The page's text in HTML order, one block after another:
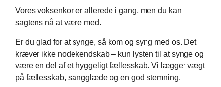
Vores voksenkor er allerede i gang, men du kan
sagtens nå at være med.
Er du glad for at synge, så kom og syng med os. Det
kræver ikke nodekendskab – kun lysten til at synge og
være en del af et hyggeligt fællesskab. Vi lægger vægt
på fællesskab, sangglæde og en god stemning.